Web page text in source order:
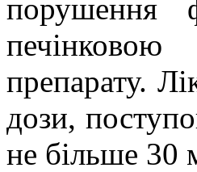
порушення
препарату.
дози,
не більше 30